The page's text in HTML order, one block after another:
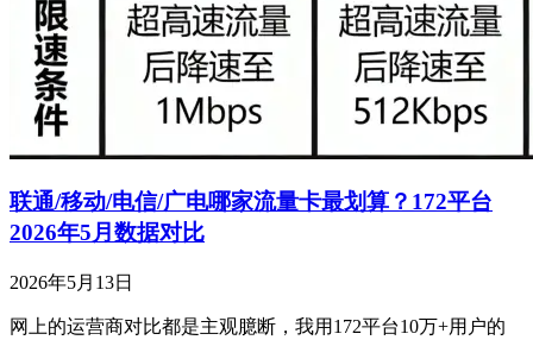
联通/移动/电信/广电哪家流量卡最划算？172平台
2026年5月数据对比
2026年5月13日
网上的运营商对比都是主观臆断，我用172平台10万+用户的